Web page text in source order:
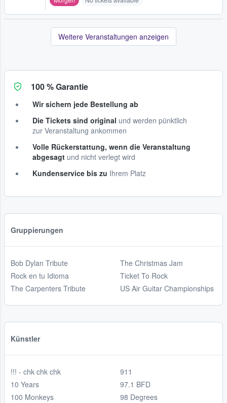
Weitere Veranstaltungen anzeigen
100 % Garantie
Wir sichern jede Bestellung ab
Die Tickets sind original und werden pünktlich
zur Veranstaltung ankommen
Volle Rückerstattung, wenn die Veranstaltung
abgesagt und nicht verlegt wird
Kundenservice bis zu Ihrem Platz
Gruppierungen
Bob Dylan Tribute
Rock en tu Idioma
The Carpenters Tribute
The Christmas Jam
Ticket To Rock
US Air Guitar Championships
Künstler
!!! - chk chk chk
10 Years
100 Monkeys
911
97.1 BFD
98 Degrees